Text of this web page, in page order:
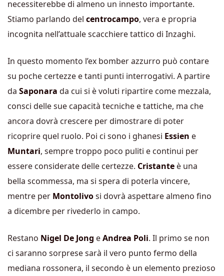
necessiterebbe di almeno un innesto importante.
Stiamo parlando del centrocampo, vera e propria
incognita nell’attuale scacchiere tattico di Inzaghi.
In questo momento l’ex bomber azzurro può contare
su poche certezze e tanti punti interrogativi. A partire
da Saponara da cui si è voluti ripartire come mezzala,
consci delle sue capacità tecniche e tattiche, ma che
ancora dovrà crescere per dimostrare di poter
ricoprire quel ruolo. Poi ci sono i ghanesi Essien e
Muntari, sempre troppo poco puliti e continui per
essere considerate delle certezze. Cristante è una
bella scommessa, ma si spera di poterla vincere,
mentre per Montolivosi dovrà aspettare almeno fino
a dicembre per rivederlo in campo.
Restano Nigel De Jong eAndrea Poli. Il primo se non
ci saranno sorprese sarà il vero punto fermo della
mediana rossonera, il secondo è un elemento prezioso